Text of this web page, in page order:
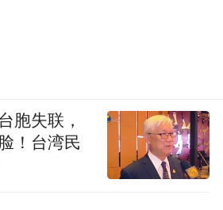
胞失联，
！台湾民